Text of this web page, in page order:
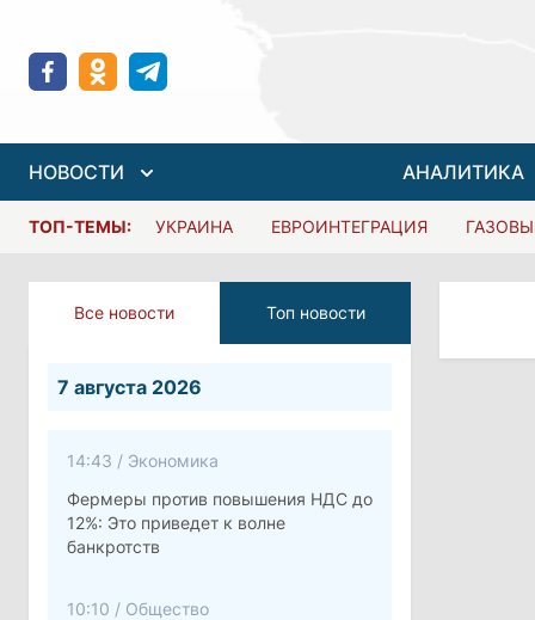
НОВОСТИ АНАЛИТИКА
ТОП-ТЕМЫ: УКРАИНА ЕВРОИНТЕГРАЦИЯ
Все новости Топ новости
7 августа 2026
14:43 / Экономика
Фермеры против повышения НДС до
12%: Это приведет к волне
банкротств
10:10 / Общество